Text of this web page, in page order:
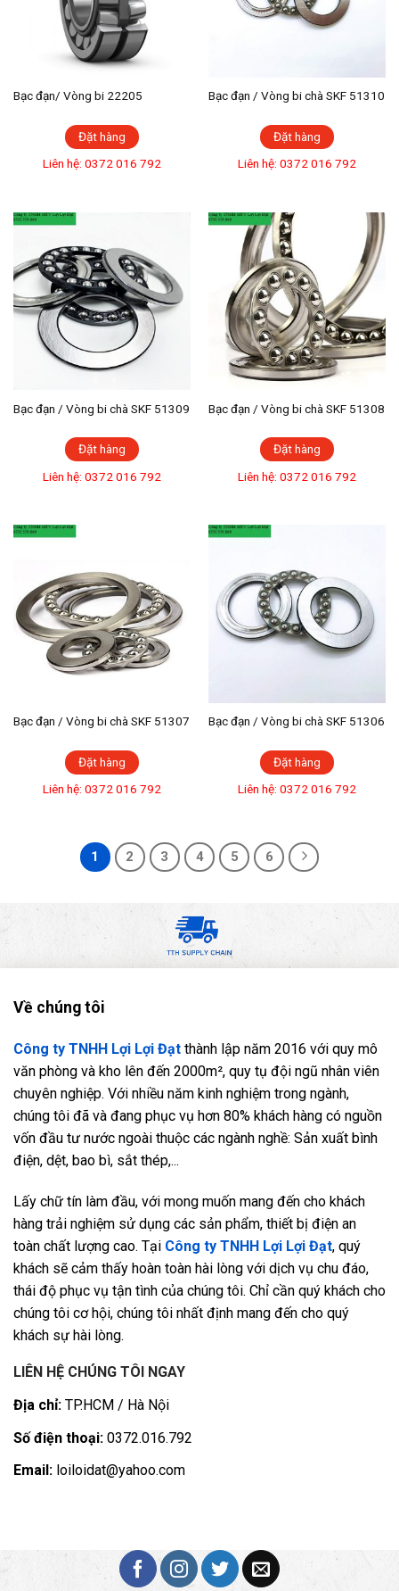
Bạc đạn/ Vòng bi 22205
Đặt hàng
Liên hệ: 0372 016 792
Bạc đạn / Vòng bi chà SKF 51310
Đặt hàng
Liên hệ: 0372 016 792
Bạc đạn / Vòng bi chà SKF 51309
Đặt hàng
Liên hệ: 0372 016 792
Bạc đạn / Vòng bi chà SKF 51308
Đặt hàng
Liên hệ: 0372 016 792
Bạc đạn / Vòng bi chà SKF 51307
Đặt hàng
Liên hệ: 0372 016 792
Bạc đạn / Vòng bi chà SKF 51306
Đặt hàng
Liên hệ: 0372 016 792
1 2 3 4 5 6
Về chúng tôi
Công ty TNHH Lợi Lợi Đạt thành lập năm 2016 với quy mô
văn phòng và kho lên đến 2000m², quy tụ đội ngũ nhân viên
chuyên nghiệp. Với nhiều năm kinh nghiệm trong ngành,
chúng tôi đã và đang phục vụ hơn 80% khách hàng có nguồn
vốn đầu tư nước ngoài thuộc các ngành nghề: Sản xuất bình
điện, dệt, bao bì, sắt thép,...
Lấy chữ tín làm đầu, với mong muốn mang đến cho khách
hàng trải nghiệm sử dụng các sản phẩm, thiết bị điện an
toàn chất lượng cao. Tại Công ty TNHH Lợi Lợi Đạt, quý
khách sẽ cảm thấy hoàn toàn hài lòng với dịch vụ chu đáo,
thái độ phục vụ tận tình của chúng tôi. Chỉ cần quý khách cho
chúng tôi cơ hội, chúng tôi nhất định mang đến cho quý
khách sự hài lòng.
LIÊN HỆ CHÚNG TÔI NGAY
Địa chỉ: TP.HCM / Hà Nội
Số điện thoại: 0372.016.792
Email: loiloidat@yahoo.com